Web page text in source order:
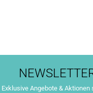
Exklusive Angebote & Aktionen